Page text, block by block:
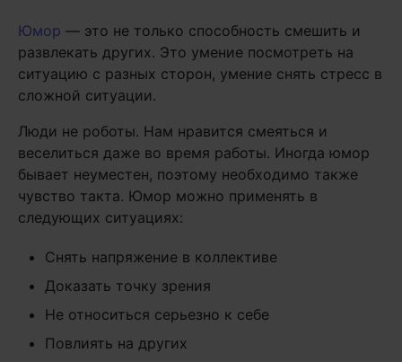
Юмор — это не только способность смешить и
развлекать других. Это умение посмотреть на
ситуацию с разных сторон, умение снять стресс в
сложной ситуации.
Люди не роботы. Нам нравится смеяться и
веселиться даже во время работы. Иногда юмор
бывает неуместен, поэтому необходимо также
чувство такта. Юмор можно применять в
следующих ситуациях:
Снять напряжение в коллективе
Доказать точку зрения
Не относиться серьезно к себе
Повлиять на других